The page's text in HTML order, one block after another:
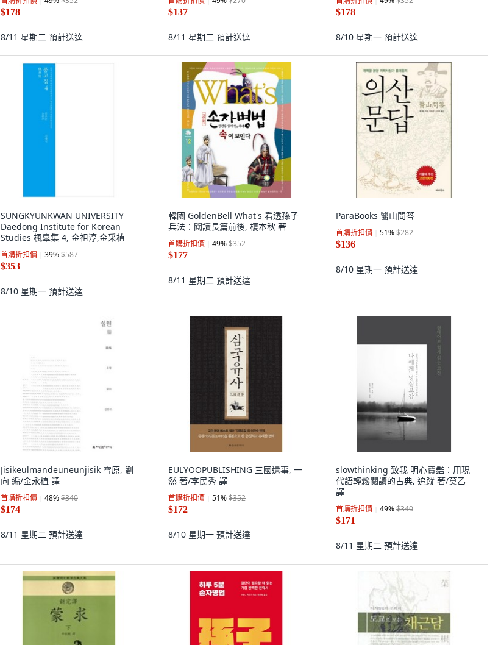
$178
8/11 星期二 預計送達
$137
8/11 星期二 預計送達
$178
8/10 星期一 預計送達
SUNGKYUNKWAN UNIVERSITY
Daedong Institute for Korean
Studies 楓皐集 4, 金祖淳,金采植
首購折扣價 39%$587
$353
8/10 星期一 預計送達
韓國 GoldenBell What's 看透孫子
兵法：閱讀長篇前後, 榎本秋 著
首購折扣價 49%$352
$177
8/11 星期二 預計送達
ParaBooks 醫山問答
首購折扣價 51%$282
$136
8/10 星期一 預計送達
Jisikeulmandeuneunjisik 雪原, 劉
向 編/金永植 譯
首購折扣價 48%$340
$174
8/11 星期二 預計送達
EULYOOPUBLISHING 三國遺事, 一
然 著/李民秀 譯
首購折扣價 51%$352
$172
8/10 星期一 預計送達
slowthinking 致我 明心寶鑑：用現
代語輕鬆閱讀的古典, 追蹤 著/莫乙
譯
首購折扣價 49%$340
$171
8/11 星期二 預計送達